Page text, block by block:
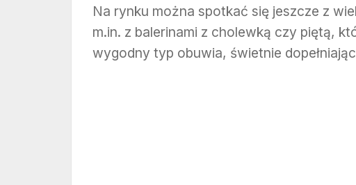
Na rynku można spotkać się jeszcze z
m.in. z balerinami z cholewką czy piętą,
wygodny typ obuwia, świetnie